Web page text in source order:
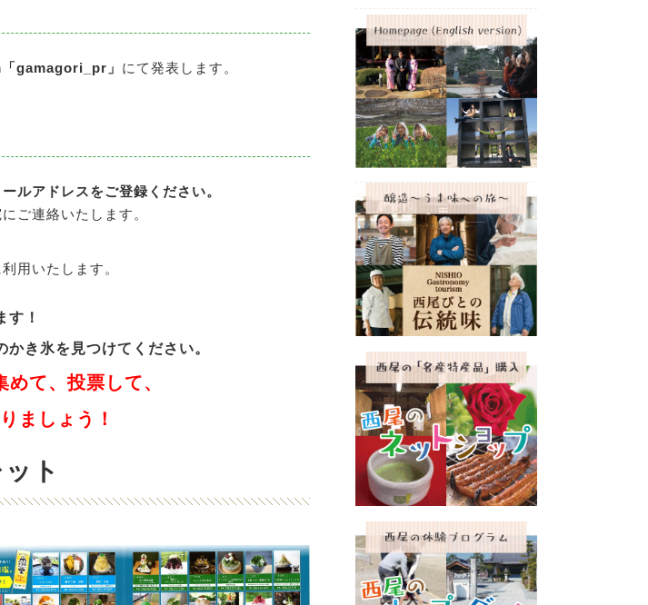
gamagori_pr」 にて発表します。
ルアドレスをご登録ください。
ご連絡いたします。
用いたします。
す！
かき氷を見つけてください。
めて、投票して、
ましょう！
ト